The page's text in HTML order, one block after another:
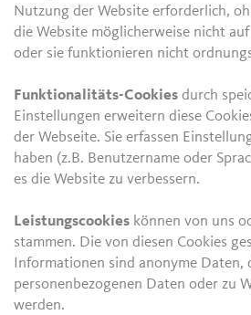
Nutzung der Website erforderlich,
die Website möglicherweise nicht
oder sie funktionieren nicht
Funktionalitäts-Cookies durch
Einstellungen erweitern diese
der Webseite. Sie erfassen
haben (z.B. Benutzername oder
es die Website zu verbessern.
Leistungscookies können von uns
stammen. Die von diesen Cookies
Informationen sind anonyme Daten,
personenbezogenen Daten oder zu
werden.